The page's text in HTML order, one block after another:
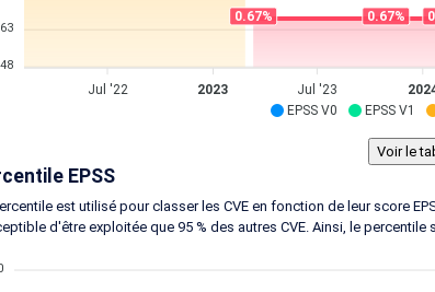
EPSS V0 EPSS V1
0.67% 0.67%
Jul '22
2023 Jul '23
EPSS
est utilisé pour classer les CVE en fonction de leur score
d'être exploitée que 95 % des autres CVE. Ainsi, le percentile